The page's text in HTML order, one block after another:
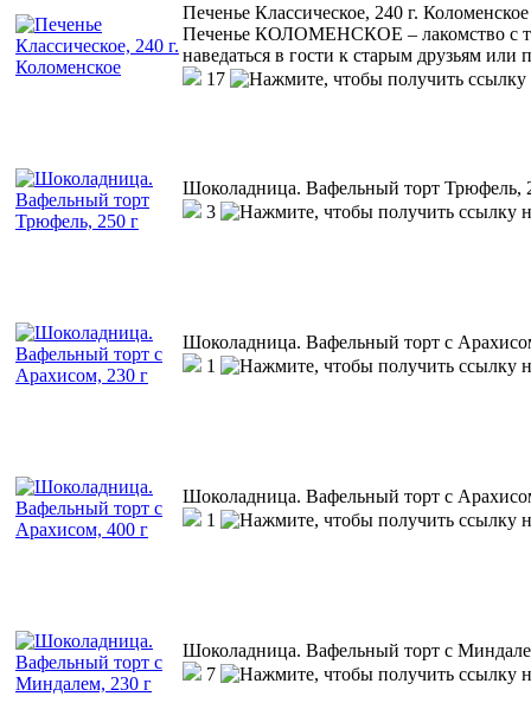
Печенье Классическое, 240 г. Коломенское
Печенье КОЛОМЕНСКОЕ – лакомство с
наведаться в гости к старым друзьям или
17
Шоколадница. Вафельный торт Трюфель,
3
Шоколадница. Вафельный торт с
1
Шоколадница. Вафельный торт с
1
Шоколадница. Вафельный торт с
7